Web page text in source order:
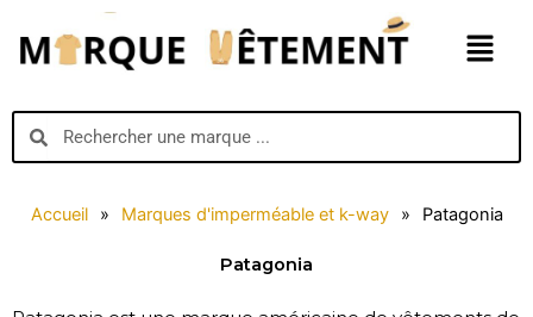
contenu
Menu
SearchSearch
Accueil » Marques d'imperméable et k-way » Patagonia
Patagonia